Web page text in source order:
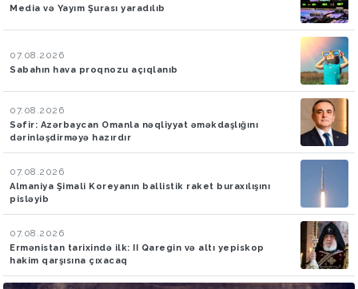
Media və Yayım Şurası yaradılıb
07.08.2026
Sabahın hava proqnozu açıqlanıb
07.08.2026
Səfir: Azərbaycan Omanla nəqliyyat əməkdaşlığını
dərinləşdirməyə hazırdır
07.08.2026
Almaniya Şimali Koreyanın ballistik raket buraxılışını
pisləyib
07.08.2026
Ermənistan tarixində ilk: II Qaregin və altı yepiskop
hakim qarşısına çıxacaq